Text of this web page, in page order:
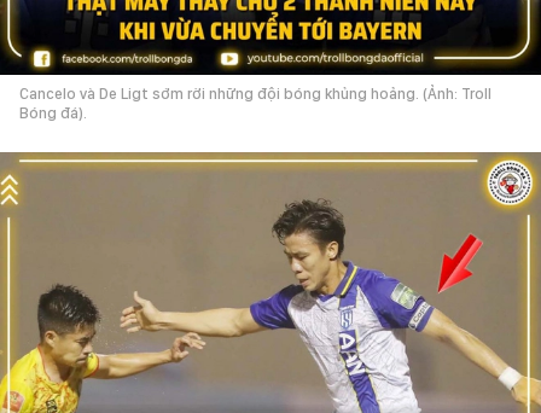
Cancelo và De Ligt sớm rời những đội bóng khủng hoảng. (Ảnh: Troll
Bóng đá).